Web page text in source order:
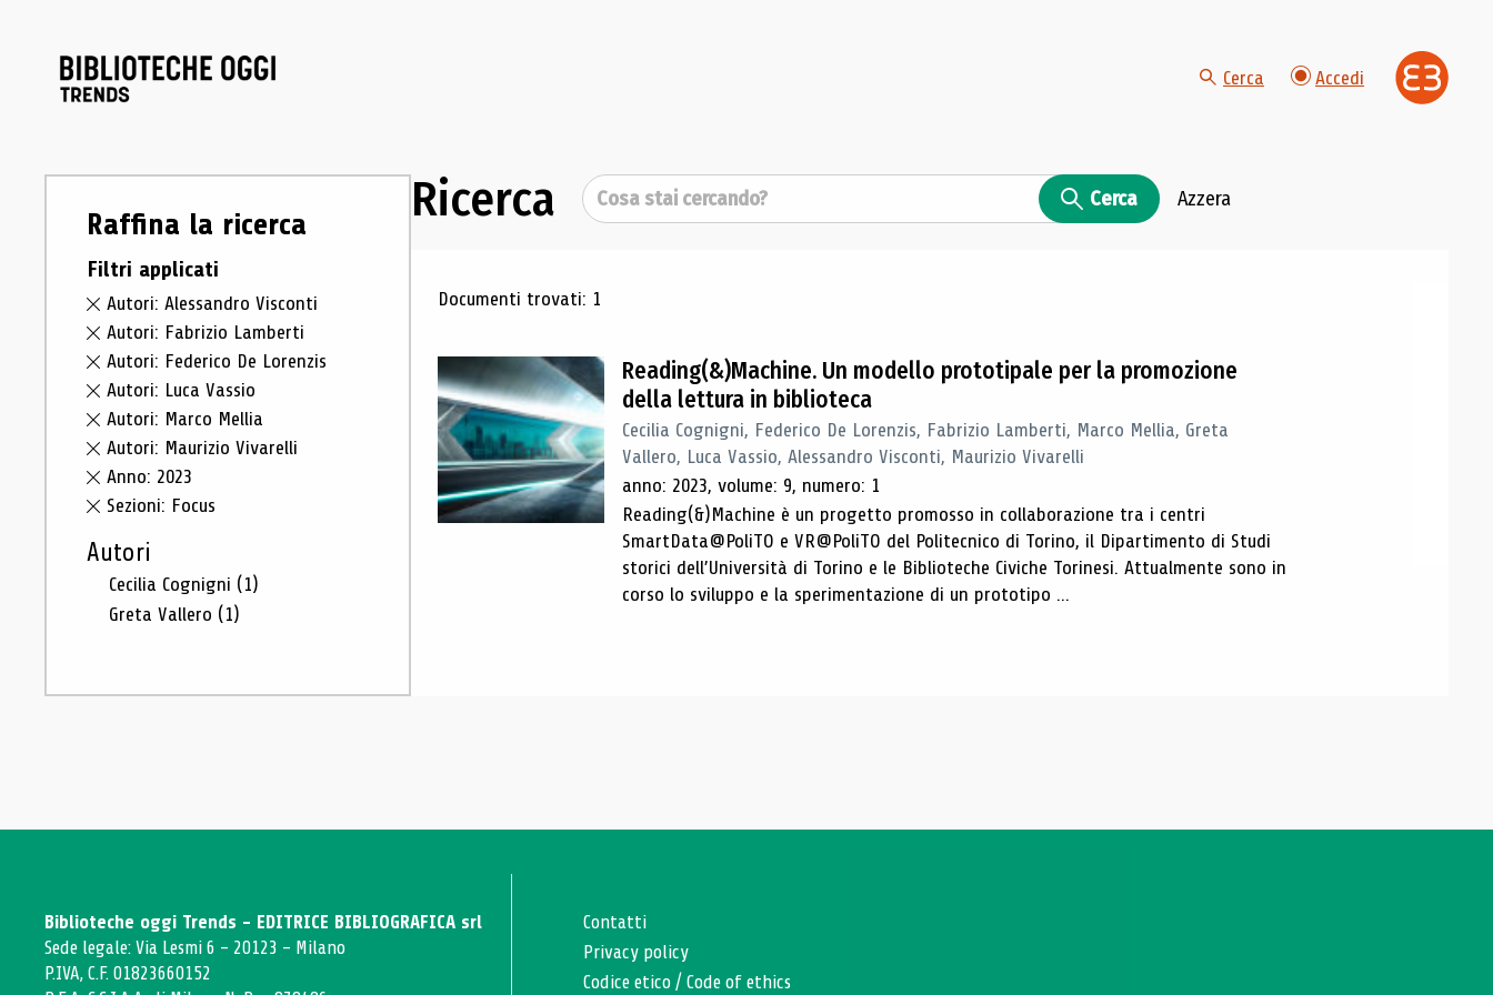
Cerca Accedi
Raffina la ricerca
Filtri applicati
Autori: Alessandro Visconti
Autori: Fabrizio Lamberti
Autori: Federico De Lorenzis
Autori: Luca Vassio
Autori: Marco Mellia
Autori: Maurizio Vivarelli
Anno: 2023
Sezioni: Focus
Autori
Cecilia Cognigni (1)
Greta Vallero (1)
Ricerca Cerca Cerca Azzera
Risultati di ricerca
Documenti trovati: 1
Reading(&)Machine. Un modello prototipale per la promozione
della lettura in biblioteca
Cecilia Cognigni, Federico De Lorenzis, Fabrizio Lamberti, Marco Mellia, Greta
Vallero, Luca Vassio, Alessandro Visconti, Maurizio Vivarelli
anno: 2023, volume: 9, numero: 1
Reading(&)Machine è un progetto promosso in collaborazione tra i centri
SmartData@PoliTO e VR@PoliTO del Politecnico di Torino, il Dipartimento di Studi
storici dell’Università di Torino e le Biblioteche Civiche Torinesi. Attualmente sono in
corso lo sviluppo e la sperimentazione di un prototipo ...
Biblioteche oggi Trends - EDITRICE BIBLIOGRAFICA srl
Sede legale: Via Lesmi 6 - 20123 - Milano
P.IVA, C.F. 01823660152
Contatti
Privacy policy
Codice etico /Code of ethics